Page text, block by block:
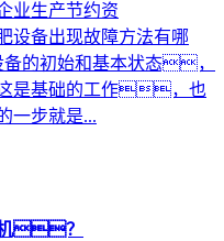
生产节约资
备出现故障方法有哪
的初始和基本状态，
是基础的工作，也
一步就是...
机？